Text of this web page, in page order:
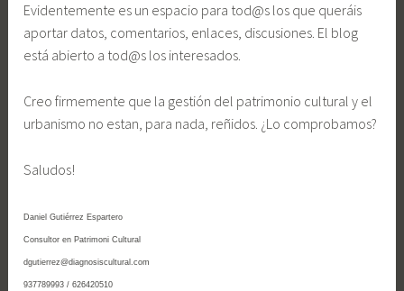
Evidentemente es un espacio para tod@s los que queráis
aportar datos, comentarios, enlaces, discusiones. El blog
está abierto a tod@s los interesados.
Creo firmemente que la gestión del patrimonio cultural y el
urbanismo no estan, para nada, reñidos. ¿Lo comprobamos?
Saludos!
Daniel Gutiérrez Espartero
Consultor en Patrimoni Cultural
dgutierrez@diagnosiscultural.com
937789993 / 626420510